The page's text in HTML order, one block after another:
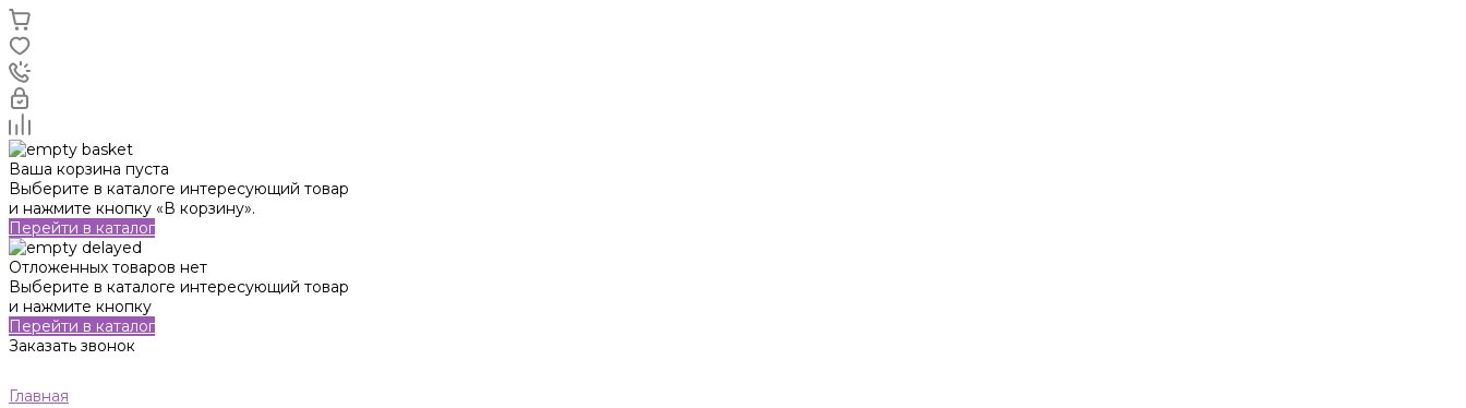
Ваша корзина пуста
Выберите в каталоге интересующий товар
и нажмите кнопку «В корзину».
Перейти в каталог
Отложенных товаров нет
Выберите в каталоге интересующий товар
и нажмите кнопку
Перейти в каталог
Заказать звонок
Главная